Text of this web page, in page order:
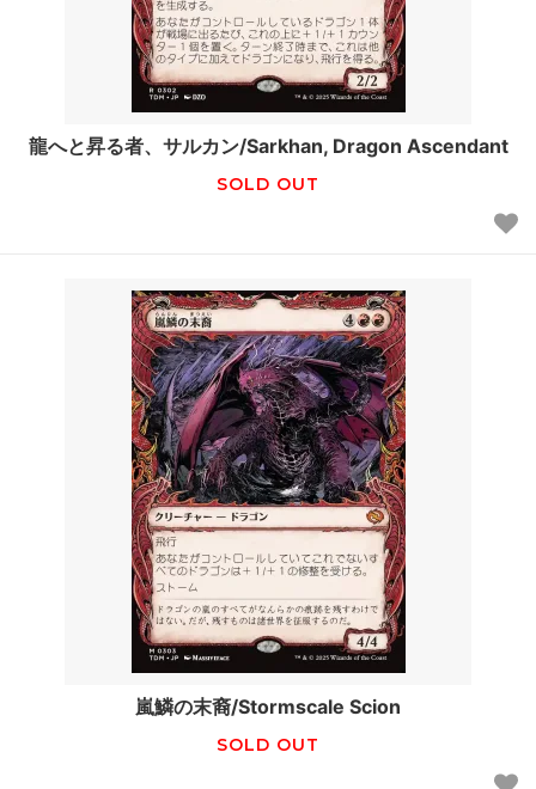
龍へと昇る者、サルカン/Sarkhan, Dragon Ascendant
SOLD OUT
嵐鱗の末裔/Stormscale Scion
SOLD OUT